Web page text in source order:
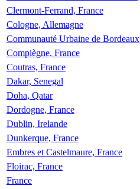
Clermont-Ferrand, France
Cologne, Allemagne
Communauté Urbaine de Bordeaux
Compiègne, France
Coutras, France
Dakar, Senegal
Doha, Qatar
Dordogne, France
Dublin, Irelande
Dunkerque, France
Embres et Castelmaure, France
Floirac, France
France